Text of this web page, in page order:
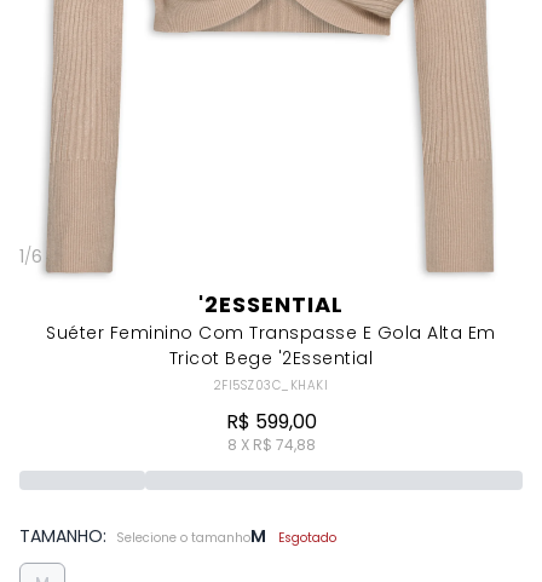
1/6
'2ESSENTIAL
Suéter Feminino Com Transpasse E Gola Alta Em
Tricot Bege '2Essential
2FI5SZ03C_KHAKI
R$ 599,00
8 X R$ 74,88
TAMANHO: Selecione o tamanhoM Esgotado